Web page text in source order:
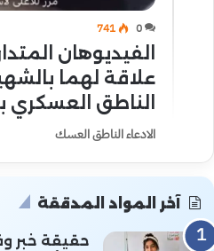
0
741
الفيديوهان
علاقة لهما
الناطق العسكري
الادعاء الناطق العسك
آخر المواد المدققة
حقيقة خبر